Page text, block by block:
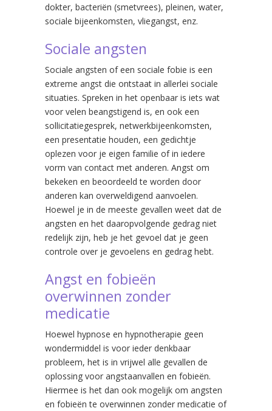
dokter, bacteriën (smetvrees), pleinen, water,
sociale bijeenkomsten, vliegangst, enz.
Sociale angsten
Sociale angsten of een sociale fobie is een
extreme angst die ontstaat in allerlei sociale
situaties. Spreken in het openbaar is iets wat
voor velen beangstigend is, en ook een
sollicitatiegesprek, netwerkbijeenkomsten,
een presentatie houden, een gedichtje
oplezen voor je eigen familie of in iedere
vorm van contact met anderen. Angst om
bekeken en beoordeeld te worden door
anderen kan overweldigend aanvoelen.
Hoewel je in de meeste gevallen weet dat de
angsten en het daaropvolgende gedrag niet
redelijk zijn, heb je het gevoel dat je geen
controle over je gevoelens en gedrag hebt.
Angst en fobieën
overwinnen zonder
medicatie
Hoewel hypnose en hypnotherapie geen
wondermiddel is voor ieder denkbaar
probleem, het is in vrijwel alle gevallen de
oplossing voor angstaanvallen en fobieën.
Hiermee is het dan ook mogelijk om angsten
en fobieën te overwinnen zonder medicatie of